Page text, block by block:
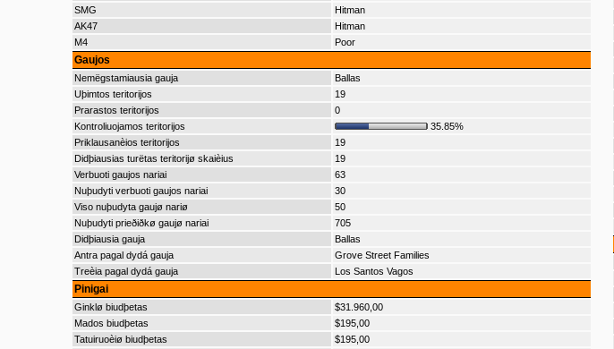
SMG
Hitman
AK47
Hitman
M4
Poor
Gaujos
Nemëgstamiausia gauja
Ballas
Uþimtos teritorijos
19
Prarastos teritorijos
0
Kontroliuojamos teritorijos
35.85%
Priklausanèios teritorijos
19
Didþiausias turëtas teritorijø skaièius
19
Verbuoti gaujos nariai
63
Nuþudyti verbuoti gaujos nariai
30
Viso nuþudyta gaujø nariø
50
Nuþudyti prieðiðkø gaujø nariai
705
Didþiausia gauja
Ballas
Antra pagal dydá gauja
Grove Street Families
Treèia pagal dydá gauja
Los Santos Vagos
Pinigai
Ginklø biudþetas
$31.960,00
Mados biudþetas
$195,00
Tatuiruoèiø biudþetas
$195,00